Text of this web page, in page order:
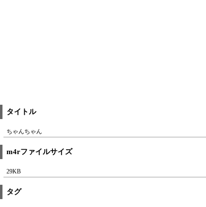
タイトル
ちゃんちゃん
m4rファイルサイズ
29KB
タグ